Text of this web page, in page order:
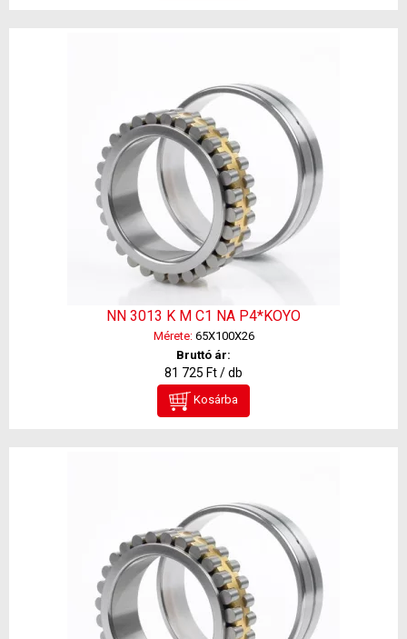
NN 3013 K M C1 NA P4*KOYO
Mérete:65X100X26
Bruttó ár:
81 725 Ft / db
Kosárba